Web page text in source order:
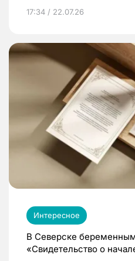
17:34 / 22.07.26
Интересное
В Северске
«Свидетельство о